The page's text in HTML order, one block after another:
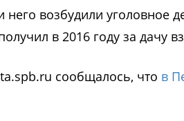
возбудили уголовное
в 2016 году за дачу
сообщалось, что в